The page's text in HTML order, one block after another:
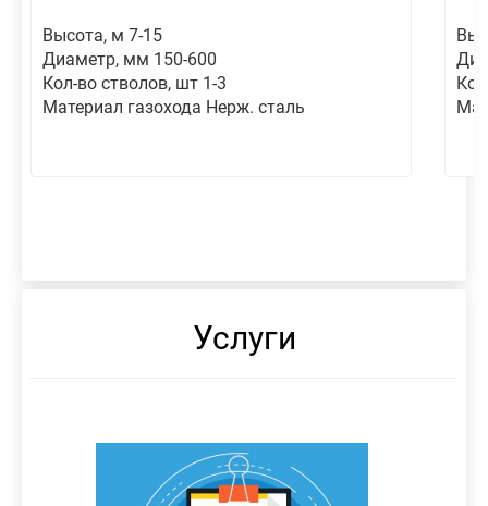
Высота, м 7-15
Диаметр, мм 150-600
Кол-во стволов, шт 1-3
Материал газохода Нерж. сталь
Услуги
СНОС
МОНТАЖ
ТЕПЛОИЗОЛЯЦИЯ